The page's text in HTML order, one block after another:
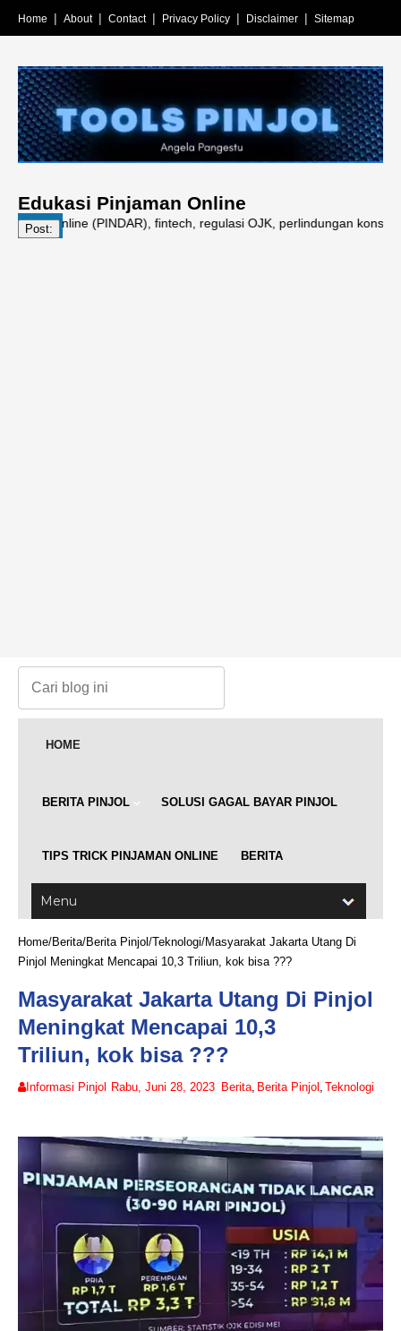
Home About Contact Privacy Policy Disclaimer Sitemap
Edukasi Pinjaman Online
Post:(PINDAR), fintech, regulasi OJK, perlindungan konsumen,
HOME
BERITA PINJOL SOLUSI GAGAL BAYAR PINJOL
TIPS TRICK PINJAMAN ONLINE BERITA
Home/Berita/Berita Pinjol /Teknologi/Masyarakat Jakarta Utang Di
Pinjol Meningkat Mencapai 10,3 Triliun, kok bisa ???
Masyarakat Jakarta Utang Di Pinjol
Meningkat Mencapai 10,3
Triliun, kok bisa ???
Informasi Pinjol Rabu, Juni 28, 2023 Berita, Berita Pinjol , Teknologi